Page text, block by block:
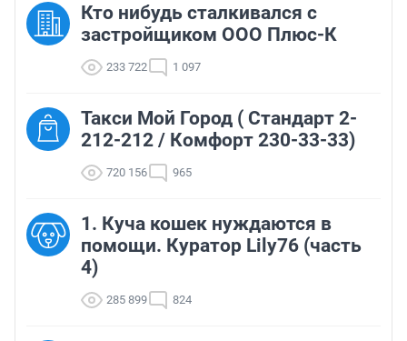
Кто нибудь сталкивался с
застройщиком ООО Плюс-К
233 722 1 097
Такси Мой Город ( Стандарт 2-
212-212 / Комфорт 230-33-33)
720 156 965
1. Куча кошек нуждаются в
помощи. Куратор Lily76 (часть
4)
285 899 824